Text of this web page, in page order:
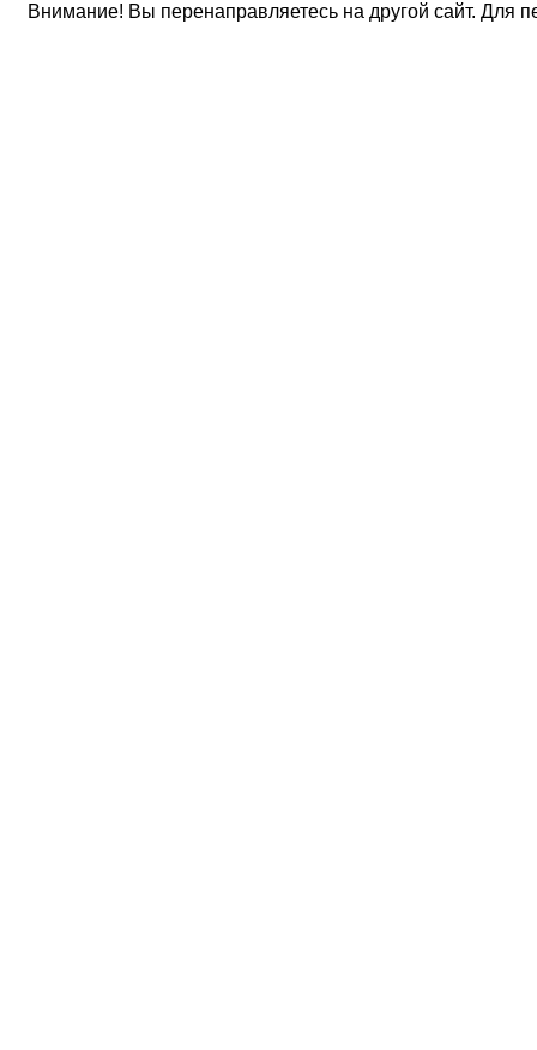
Внимание! Вы перенаправляетесь на другой сайт. Для